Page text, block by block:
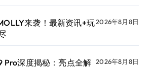
来袭！最新资讯+玩2026年8月8日
Pro深度揭秘：亮点全解 2026年8月8日